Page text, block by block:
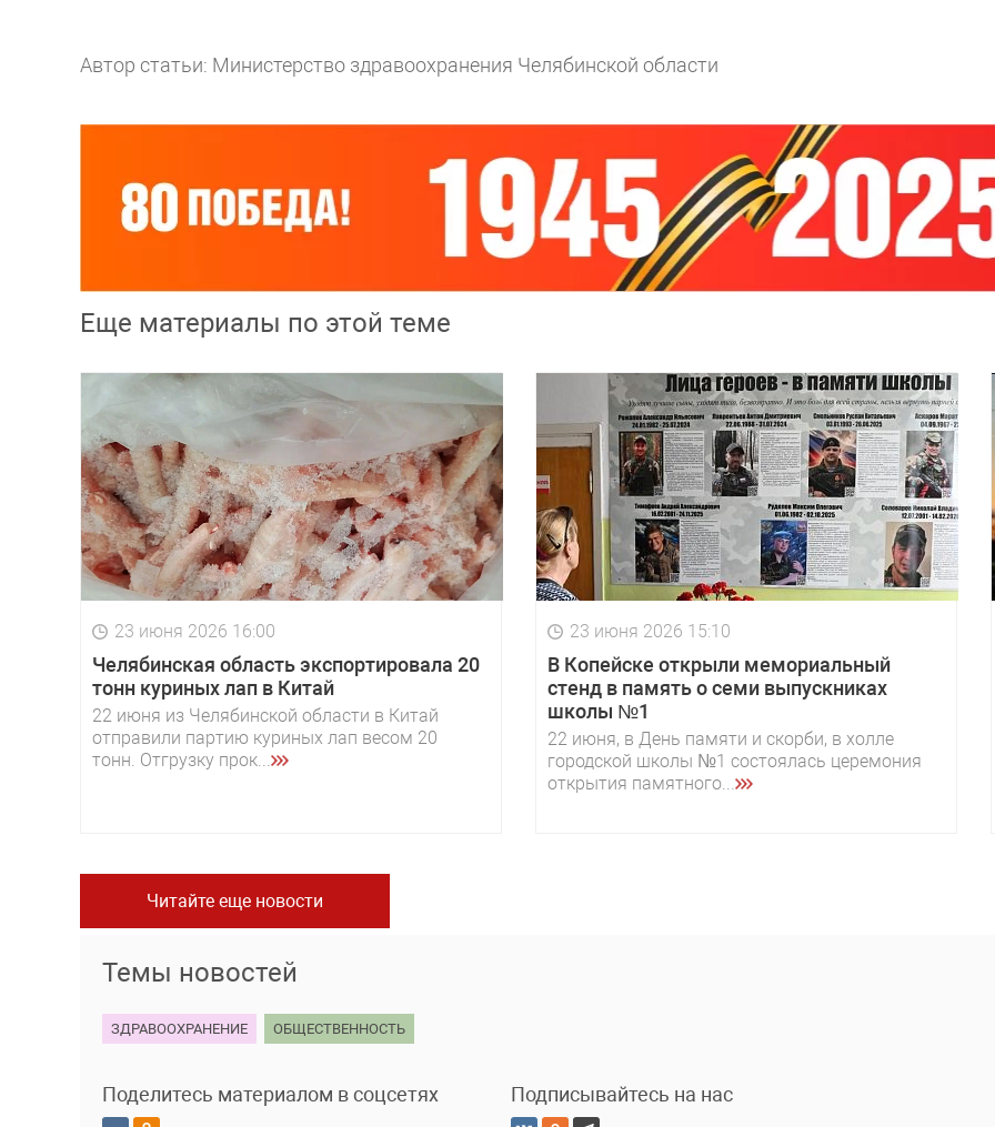
Автор статьи: Министерство здравоохранения Челябинской области
Еще материалы по этой теме
23 июня 2026 16:00
Челябинская область экспортировала 20
тонн куриных лап в Китай
22 июня из Челябинской области в Китай
отправили партию куриных лап весом 20
тонн. Отгрузку прок...
23 июня 2026 15:10
В Копейске открыли мемориальный
стенд в память о семи выпускниках
школы №1
22 июня, в День памяти и скорби, в холле
городской школы №1 состоялась церемония
открытия памятного...
Читайте еще новости
Темы новостей
ЗДРАВООХРАНЕНИЕ ОБЩЕСТВЕННОСТЬ
Поделитесь материалом в соцсетях Подписывайтесь на нас